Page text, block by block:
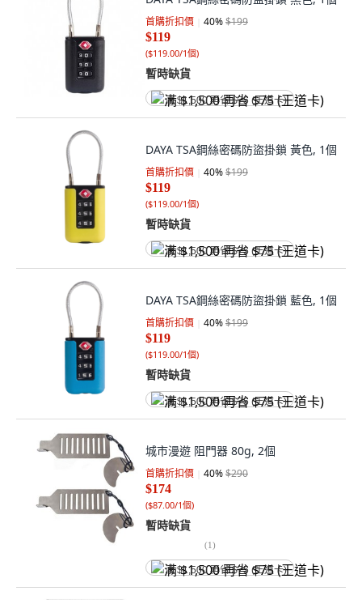
首購折扣價 40%$199
$119
($119.00/1個)
暫時缺貨
满 $1,500 再省 $75 (王道卡)
DAYA TSA鋼絲密碼防盜掛鎖 黃色, 1個
首購折扣價 40%$199
$119
($119.00/1個)
暫時缺貨
满 $1,500 再省 $75 (王道卡)
DAYA TSA鋼絲密碼防盜掛鎖 藍色, 1個
首購折扣價 40%$199
$119
($119.00/1個)
暫時缺貨
满 $1,500 再省 $75 (王道卡)
城市漫遊 阻門器 80g, 2個
首購折扣價 40%$290
$174
($87.00/1個)
暫時缺貨
(1)
满 $1,500 再省 $75 (王道卡)